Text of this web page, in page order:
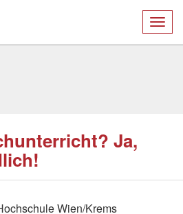
Ja,
Wien/Krems